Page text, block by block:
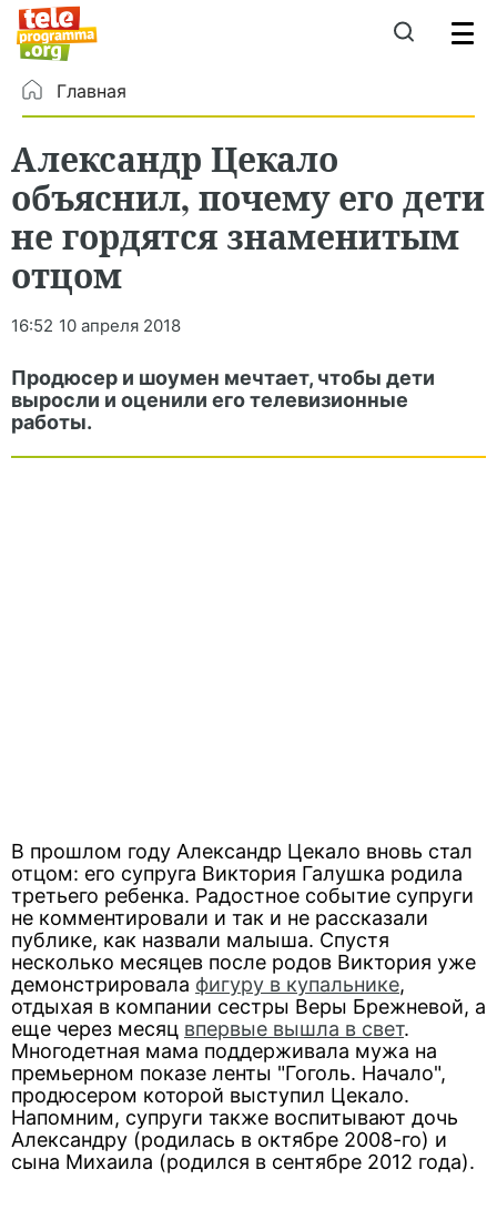
Главная
Александр Цекало
объяснил, почему его дети
не гордятся знаменитым
отцом
16:52 10 апреля 2018
Продюсер и шоумен мечтает, чтобы дети
выросли и оценили его телевизионные
работы.
В прошлом году Александр Цекало вновь стал
отцом: его супруга Виктория Галушка родила
третьего ребенка. Радостное событие супруги
не комментировали и так и не рассказали
публике, как назвали малыша. Спустя
несколько месяцев после родов Виктория уже
демонстрировала фигуру в купальнике,
отдыхая в компании сестры Веры Брежневой, а
еще через месяц впервые вышла в свет.
Многодетная мама поддерживала мужа на
премьерном показе ленты "Гоголь. Начало",
продюсером которой выступил Цекало.
Напомним, супруги также воспитывают дочь
Александру (родилась в октябре 2008-го) и
сына Михаила (родился в сентябре 2012 года).